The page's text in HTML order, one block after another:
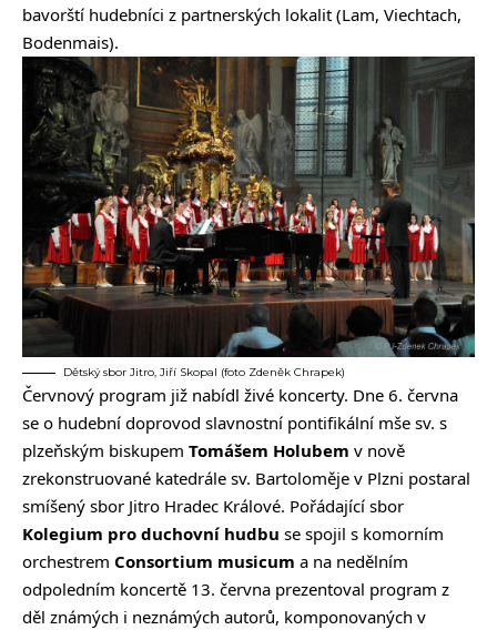
bavorští hudebníci z partnerských lokalit (Lam, Viechtach,
Bodenmais).
Dětský sbor Jitro, Jiří Skopal (foto Zdeněk Chrapek)
Červnový program již nabídl živé koncerty. Dne 6. června
se o hudební doprovod slavnostní pontifikální mše sv. s
plzeňským biskupem Tomášem Holubem v nově
zrekonstruované katedrále sv. Bartoloměje v Plzni postaral
smíšený sbor Jitro Hradec Králové. Pořádající sbor
Kolegium pro duchovní hudbu se spojil s komorním
orchestrem Consortium musicum a na nedělním
odpoledním koncertě 13. června prezentoval program z
děl známých i neznámých autorů, komponovaných v